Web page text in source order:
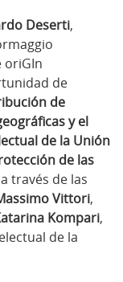
Deserti,
oriGIn
de
de
y el
de la Unión
de las
través de las
Vittori,
Kompari,
de la